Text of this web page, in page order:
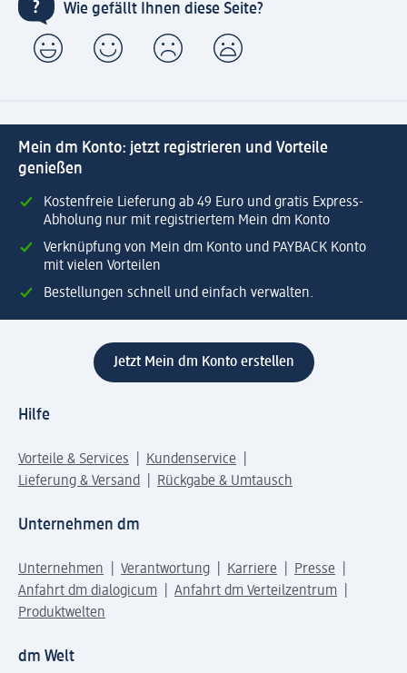
Wie gefällt Ihnen diese Seite?
Mein dm Konto: jetzt registrieren und Vorteile
genießen
Kostenfreie Lieferung ab 49 Euro und gratis Express-
Abholung nur mit registriertem Mein dm Konto
Verknüpfung von Mein dm Konto und PAYBACK Konto
mit vielen Vorteilen
Bestellungen schnell und einfach verwalten.
Jetzt Mein dm Konto erstellen
Hilfe
Vorteile & Services
Kundenservice
Lieferung & Versand
Rückgabe & Umtausch
Unternehmen dm
Unternehmen Verantwortung Karriere
Presse
Anfahrt dm dialogicum
Anfahrt dm Verteilzentrum
Produktwelten
dm Welt